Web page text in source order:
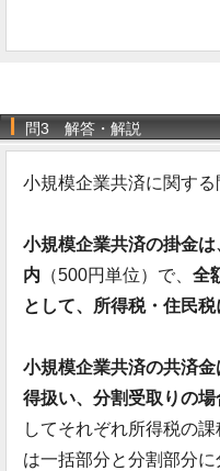
問3 解答・解説
小規模企業共済に関する
小規模企業共済の掛金
内 （500円単位）で、 全
として、所得税・住民
小規模企業共済の共済
得扱い、分割受取りの
してそれぞれ所得税の
は一括部分と分割部分